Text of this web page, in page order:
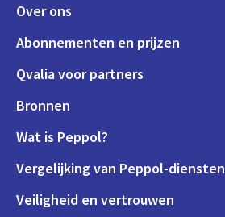
Over ons
Abonnementen en prijzen
Qvalia voor partners
Bronnen
Wat is Peppol?
Vergelijking van Peppol-diensten
Veiligheid en vertrouwen